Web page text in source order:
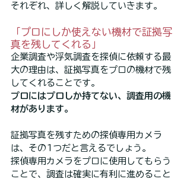
それぞれ、詳しく解説していきます。
「プロにしか使えない機材で証拠写
真を残してくれる」
企業調査や浮気調査を探偵に依頼する最
大の理由は、証拠写真をプロの機材で残
してくれることです。
プロにはプロしか持てない、調査用の機
材があります。
証拠写真を残すための探偵専用カメラ
は、その1つだと言えるでしょう。
探偵専用カメラをプロに使用してもらう
ことで、調査は確実に有利に進めること